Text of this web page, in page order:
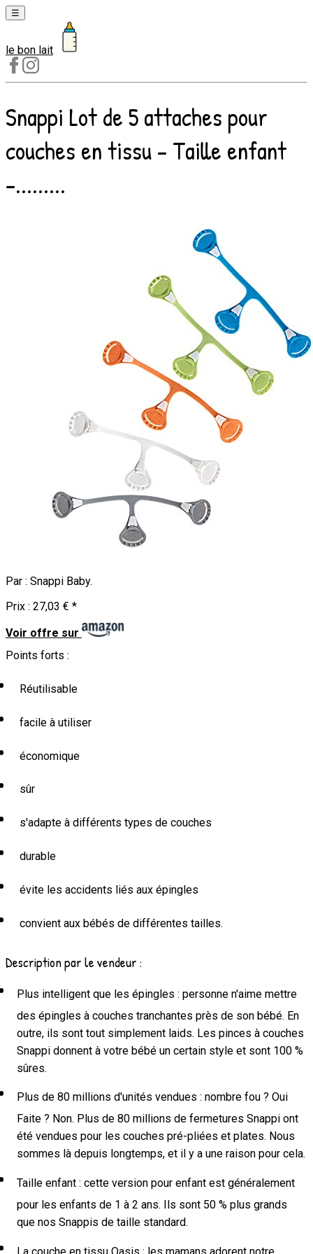
☰
Laits
1er
âge
Laits
2e
âge
de
le bon lait
Snappi Lot de 5 attaches pour
couches en tissu – Taille enfant
–.........
Par : Snappi Baby.
Prix : 27,03 € *
Voir offre sur
Points forts :
Réutilisable
facile à utiliser
économique
sûr
s'adapte à différents types de couches
durable
évite les accidents liés aux épingles
convient aux bébés de différentes tailles.
Description par le vendeur :
Plus intelligent que les épingles : personne n'aime mettre
des épingles à couches tranchantes près de son bébé. En
outre, ils sont tout simplement laids. Les pinces à couches
Snappi donnent à votre bébé un certain style et sont 100 %
sûres.
Plus de 80 millions d'unités vendues : nombre fou ? Oui
Faite ? Non. Plus de 80 millions de fermetures Snappi ont
été vendues pour les couches pré-pliées et plates. Nous
sommes là depuis longtemps, et il y a une raison pour cela.
Taille enfant : cette version pour enfant est généralement
pour les enfants de 1 à 2 ans. Ils sont 50 % plus grands
que nos Snappis de taille standard.